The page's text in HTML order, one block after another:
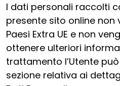
I dati personali raccolti
presente sito online non
Paesi Extra UE e non
ottenere ulteriori
trattamento l’Utente
sezione relativa ai